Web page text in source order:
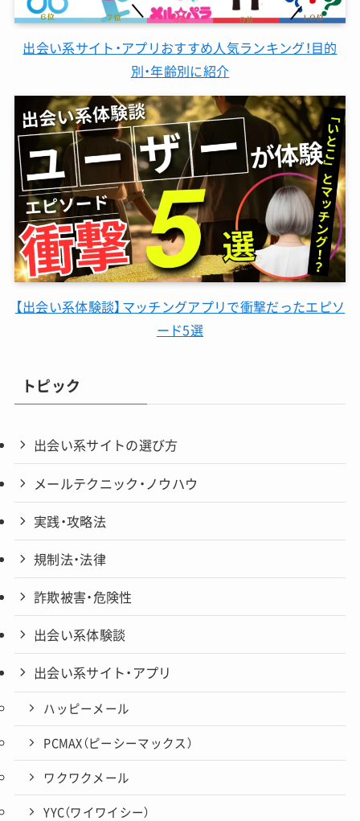
出会い系サイト・アプリおすすめ人気ランキング！目的
別・年齢別に紹介
【出会い系体験談】マッチングアプリで衝撃だったエピソ
ード5選
トピック
出会い系サイトの選び方
メールテクニック・ノウハウ
実践・攻略法
規制法・法律
詐欺被害・危険性
出会い系体験談
出会い系サイト・アプリ
ハッピーメール
PCMAX（ピーシーマックス）
ワクワクメール
YYC（ワイワイシー）